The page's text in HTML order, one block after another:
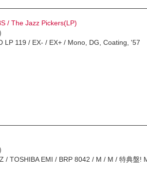
/ The Jazz Pickers(LP)
LP 119 / EX- / EX+ / Mono, DG, Coating, '57
/ TOSHIBA EMI / BRP 8042 / M / M / 特典盤!